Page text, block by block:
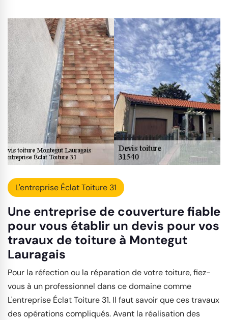
L'entreprise Éclat Toiture 31
Une entreprise de couverture fiable
pour vous établir un devis pour vos
travaux de toiture à Montegut
Lauragais
Pour la réfection ou la réparation de votre toiture, fiez-
vous à un professionnel dans ce domaine comme
L'entreprise Éclat Toiture 31. Il faut savoir que ces travaux
des opérations compliqués. Avant la réalisation des